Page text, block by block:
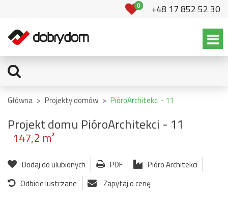
0 +48 17 852 52 30
Główna > Projekty domów > PióroArchitekci - 11
Projekt domu PióroArchitekci - 11
147,2 m²
Dodaj do ulubionych PDF
Pióro Architekci
Odbicie lustrzane
Zapytaj o cenę